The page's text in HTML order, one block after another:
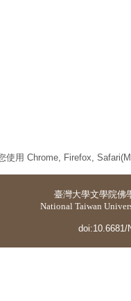
使用 Chrome, Firefox,
臺灣大學文學院佛
National Taiwan
doi:10.6681/